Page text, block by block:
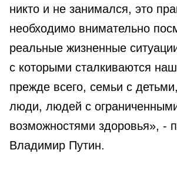
никто и не занимался, это
необходимо внимательно
реальные жизненные
с которыми сталкиваются
прежде всего, семьи с
люди, людей с
возможностями здоровья», -
Владимир Путин.